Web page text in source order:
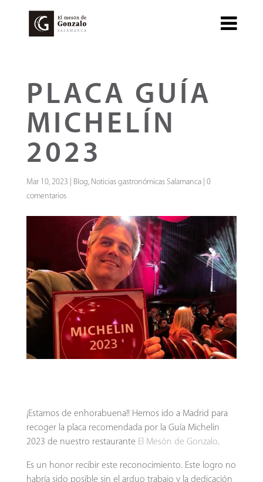
PLACA GUÍA
MICHELÍN
2023
Mar 10, 2023 Blog, Noticias gastronómicas Salamanca| 0
comentarios
¡Estamos de enhorabuena!! Hemos ido a Madrid para
recoger la placa recomendada por la Guía Michelin
2023 de nuestro restaurante El Mesón de Gonzalo.
Es un honor recibir este reconocimiento. Este logro no
habría sido posible sin el arduo trabajo y la dedicación